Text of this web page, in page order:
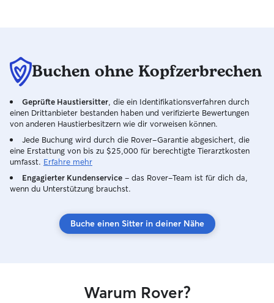
Buchen ohne Kopfzerbrechen
Geprüfte Haustiersitter , die ein Identifikationsverfahren durch
einen Drittanbieter bestanden haben und verifizierte Bewertungen
von anderen Haustierbesitzern wie dir vorweisen können.
Jede Buchung wird durch die Rover-Garantie abgesichert, die
eine Erstattung von bis zu $25,000 für berechtigte Tierarztkosten
umfasst. Erfahre mehr
Engagierter Kundenservice – das Rover-Team ist für dich da,
wenn du Unterstützung brauchst.
Buche einen Sitter in deiner Nähe
Warum Rover?